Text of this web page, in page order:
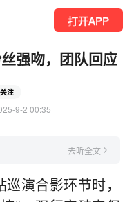
打开APP
强吻，团队回应
关注
9-2 00:35
去听全文
演合影环节时，